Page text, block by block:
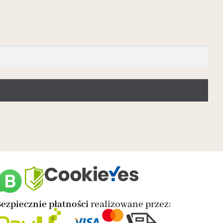
płatnościrealizowane przez: